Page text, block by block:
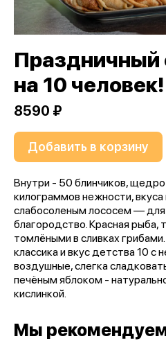
Праздничный
на 10
8590 ₽
Добавить в корзину
Внутри - 50 блинчиков, щедро
килограммов нежности,
слабосоленым лососем — для
благородство. Красная рыба,
томлёными в сливках
классика и вкус детства 10
воздушные, слегка
печёным яблоком -
кислинкой.
Мы